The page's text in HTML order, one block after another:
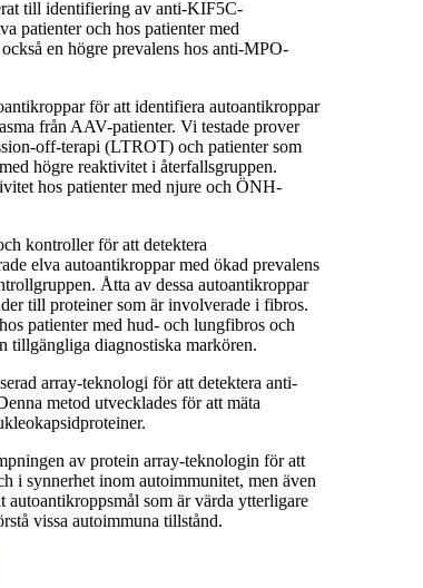
till identifiering av anti-KIF5C-
patienter och hos patienter med
en högre prevalens hos anti-MPO-
för att identifiera autoantikroppar
från AAV-patienter. Vi testade prover
off-terapi (LTROT) och patienter som
högre reaktivitet i återfallsgruppen.
hos patienter med njure och ÖNH-
kontroller för att detektera
elva autoantikroppar med ökad prevalens
Åtta av dessa autoantikroppar
till proteiner som är involverade i fibros.
patienter med hud- och lungfibros och
tillgängliga diagnostiska markören.
array-teknologi för att detektera anti-
metod utvecklades för att mäta
av protein array-teknologin för att
i synnerhet inom autoimmunitet, men även
som är värda ytterligare
vissa autoimmuna tillstånd.